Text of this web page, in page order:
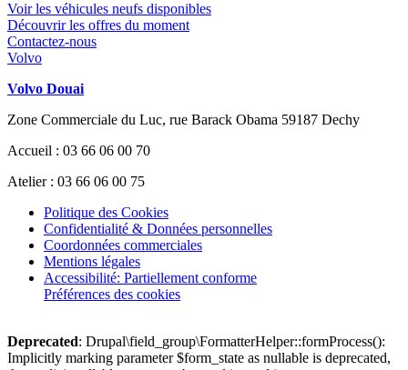
Voir les véhicules neufs disponibles
Découvrir les offres du moment
Contactez-nous
Volvo
Volvo Douai
Zone Commerciale du Luc, rue Barack Obama 59187 Dechy
Accueil : 03 66 06 00 70
Atelier : 03 66 06 00 75
Politique des Cookies
Confidentialité & Données personnelles
Coordonnées commerciales
Mentions légales
Accessibilité: Partiellement conforme
Préférences des cookies
Deprecated: Drupal\field_group\FormatterHelper::formProcess():
Implicitly marking parameter $form_state as nullable is deprecated,